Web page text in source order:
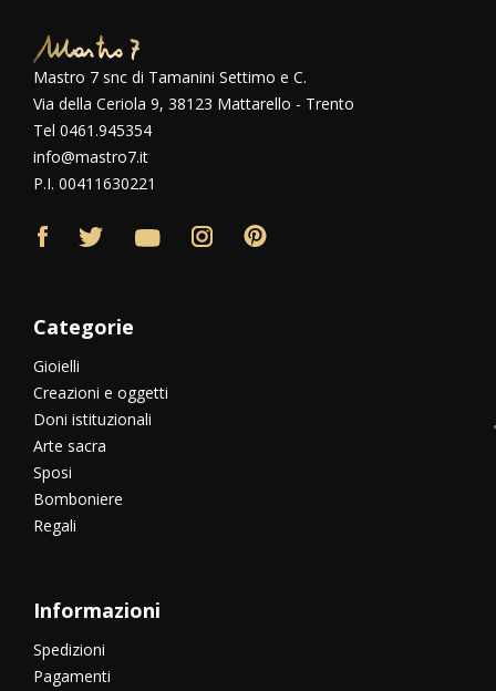
Mastro 7 snc di Tamanini Settimo e C.
Via della Ceriola 9, 38123 Mattarello - Trento
Tel 0461.945354
info@mastro7.it
P.I. 00411630221
Categorie
Gioielli
Creazioni e oggetti
Doni istituzionali
Arte sacra
Sposi
Bomboniere
Regali
Informazioni
Spedizioni
Pagamenti